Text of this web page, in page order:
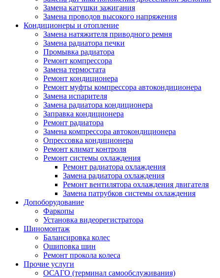
Замена катушки зажигания
Замена проводов высокого напряжения
Кондиционеры и отопление
Замена натяжителя приводного ремня
Замена радиатора печки
Промывка радиатора
Ремонт компрессора
Замена термостата
Ремонт кондиционера
Ремонт муфты компрессора автокондиционера
Замена испарителя
Замена радиатора кондиционера
Заправка кондиционера
Ремонт радиатора
Замена компрессора автокондиционера
Опрессовка кондиционера
Ремонт климат контроля
Ремонт системы охлаждения
Ремонт радиатора охлаждения
Замена радиатора охлаждения
Ремонт вентилятора охлаждения двигателя
Замена патрубков системы охлаждения
Допоборудование
Фаркопы
Установка видеорегистратора
Шиномонтаж
Балансировка колес
Ошиповка шин
Ремонт прокола колеса
Прочие услуги
ОСАГО (терминал самообслуживания)